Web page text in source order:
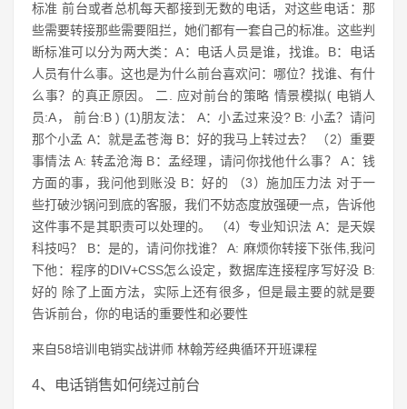
标准 前台或者总机每天都接到无数的电话，对这些电话：那
些需要转接那些需要阻拦，她们都有一套自己的标准。这些判
断标准可以分为两大类：A：电话人员是谁，找谁。B：电话
人员有什么事。这也是为什么前台喜欢问：哪位？找谁、有什
么事？的真正原因。 二. 应对前台的策略 情景模拟( 电销人
员:A， 前台:B ) (1)朋友法： A：小孟过来没? B: 小孟？请问
那个小孟 A：就是孟苍海 B：好的我马上转过去？ （2）重要
事情法 A: 转孟沧海 B：孟经理，请问你找他什么事？ A：钱
方面的事，我问他到账没 B：好的 （3）施加压力法 对于一
些打破沙锅问到底的客服，我们不妨态度放强硬一点，告诉他
这件事不是其职责可以处理的。 （4）专业知识法 A：是天娱
科技吗？ B：是的，请问你找谁？ A: 麻烦你转接下张伟,我问
下他：程序的DIV+CSS怎么设定，数据库连接程序写好没 B:
好的 除了上面方法，实际上还有很多，但是最主要的就是要
告诉前台，你的电话的重要性和必要性
来自58培训电销实战讲师 林翰芳经典循环开班课程
4、电话销售如何绕过前台